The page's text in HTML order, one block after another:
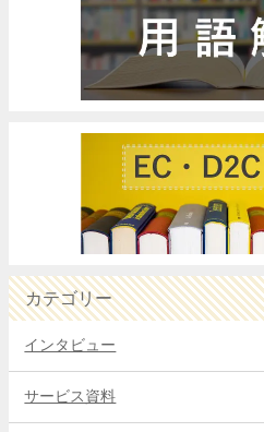
カテゴリー
インタビュー
サービス資料